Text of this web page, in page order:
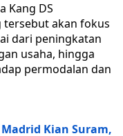
Kang DS
tersebut akan fokus
dari peningkatan
usaha, hingga
permodalan dan
Kian Suram,